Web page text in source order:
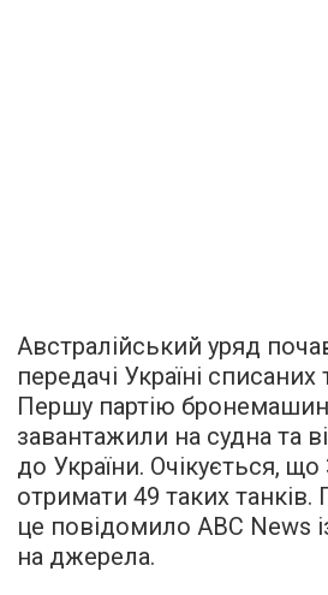
Австралійський уряд
передачі Україні списаних
Першу партію
завантажили на судна та
до України. Очікується,
отримати 49 таких танків.
це повідомило ABC News
на джерела.